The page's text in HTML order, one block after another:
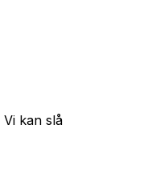
Vi kan slå